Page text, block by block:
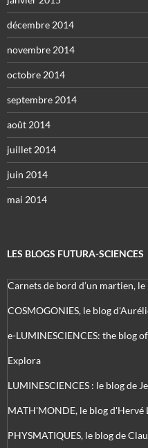
décembre 2014
novembre 2014
octobre 2014
septembre 2014
août 2014
juillet 2014
juin 2014
mai 2014
LES BLOGS FUTURA-SCIENCES
Carnets de bord d’un martien,
COSMOGONIES, le blog
e-LUMINESCIENCES: the blog
Explora
LUMINESCIENCES : le blog de
MATH'MONDE, le blog d'Hervé
PHYSMATIQUES, le blog de